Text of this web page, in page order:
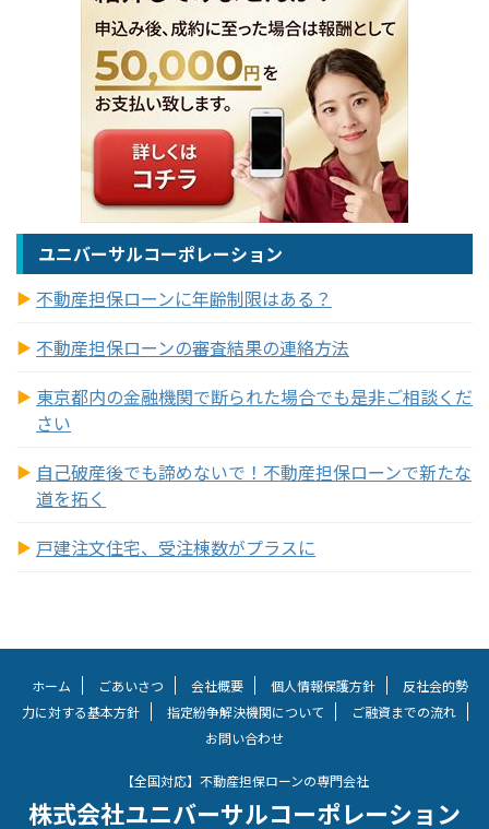
ユニバーサルコーポレーション
不動産担保ローンに年齢制限はある？
不動産担保ローンの審査結果の連絡方法
東京都内の金融機関で断られた場合でも是非ご相談くだ
さい
自己破産後でも諦めないで！不動産担保ローンで新たな
道を拓く
戸建注文住宅、受注棟数がプラスに
ホーム ごあいさつ 会社概要 個人情報保護方針
反社会的勢
力に対する基本方針
指定紛争解決機関について
ご融資までの流れ
お問い合わせ
【全国対応】不動産担保ローンの専門会社
株式会社ユニバーサルコーポレーション